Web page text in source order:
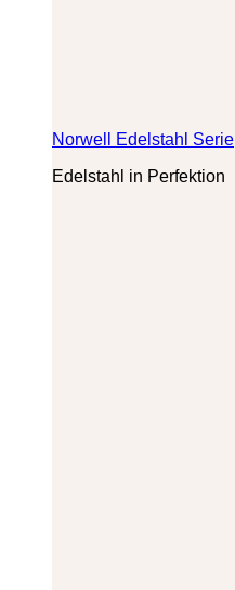
Norwell Edelstahl Serie
Edelstahl in Perfektion